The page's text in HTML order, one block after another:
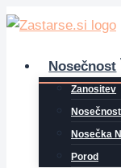
Skip
contentNosečnost
Zanositev
Nosečka
Porod